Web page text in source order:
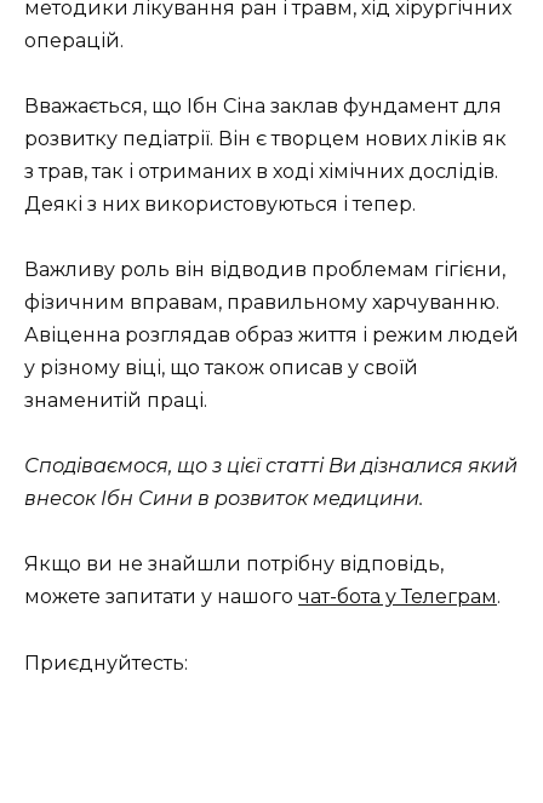
методики лікування ран і травм, хід хірургічних
операцій.
Вважається, що Ібн Сіна заклав фундамент для
розвитку педіатрії. Він є творцем нових ліків як
з трав, так і отриманих в ході хімічних дослідів.
Деякі з них використовуються і тепер.
Важливу роль він відводив проблемам гігієни,
фізичним вправам, правильному харчуванню.
Авіценна розглядав образ життя і режим людей
у різному ​​віці, що також описав у своїй
знаменитій праці.
Сподіваємося, що з цієї статті Ви дізналися який
внесок Ібн Сини в розвиток медицини.
Якщо ви не знайшли потрібну відповідь,
можете запитати у нашого чат-бота у Телеграм.
Приєднуйтесть: